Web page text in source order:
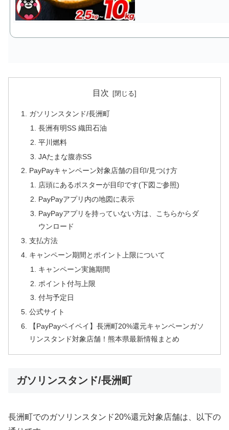
目次
ガソリンスタンド/長洲町
長洲有明SS 織田石油
平川燃料
JAたまな腹赤SS
PayPayキャンペーン対象店舗の目印/見つけ方
店頭にあるポスターが目印です(下図ご参照)
PayPayアプリ内の地図に表示
PayPayアプリを持っていない方は、こちらからダ
ウンロード
支払方法
キャンペーン期間とポイント上限について
キャンペーン実施期間
ポイント付与上限
付与予定日
公式サイト
【PayPayペイペイ】長洲町20%還元キャンペーンガソ
リンスタンド対象店舗！熊本県最新情報まとめ
ガソリンスタンド/長洲町
長洲町でのガソリンスタンド20%還元対象店舗は、以下の